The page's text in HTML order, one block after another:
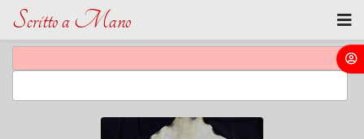
Scritto a Mano